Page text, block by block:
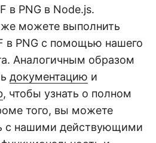
в PNG в Node.js.
можете выполнить
в PNG с помощью нашего
Аналогичным образом
документацию и
, чтобы узнать о полном
того, вы можете
с нашими действующими